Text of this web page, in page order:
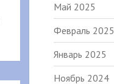
Май 2025
Февраль 2025
Январь 2025
Ноябрь 2024